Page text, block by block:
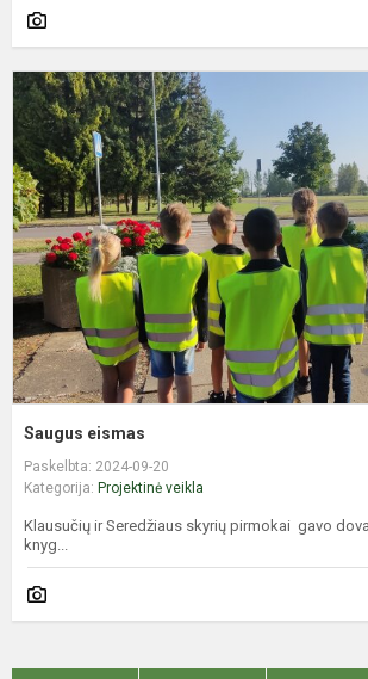
Saugus eismas
Paskelbta: 2024-09-20
Kategorija: Projektinė veikla
Klausučių ir Seredžiaus skyrių pirmokai gavo
knyg...